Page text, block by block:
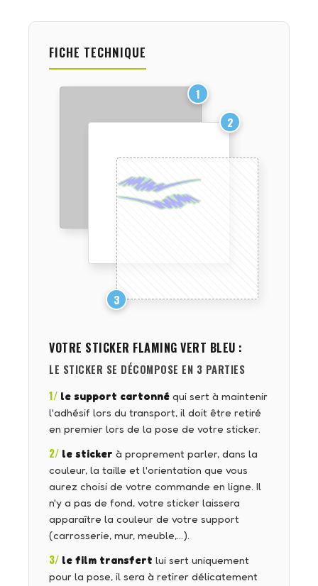
FICHE TECHNIQUE
1
2
3
VOTRE STICKER FLAMING VERT BLEU :
LE STICKER SE DÉCOMPOSE EN 3 PARTIES
1/ le support cartonné qui sert à maintenir
l'adhésif lors du transport, il doit être retiré
en premier lors de la pose de votre sticker.
2/ le sticker à proprement parler, dans la
couleur, la taille et l'orientation que vous
aurez choisi de votre commande en ligne. Il
n'y a pas de fond, votre sticker laissera
apparaître la couleur de votre support
(carrosserie, mur, meuble,…).
3/ le film transfert lui sert uniquement
pour la pose, il sera à retirer délicatement